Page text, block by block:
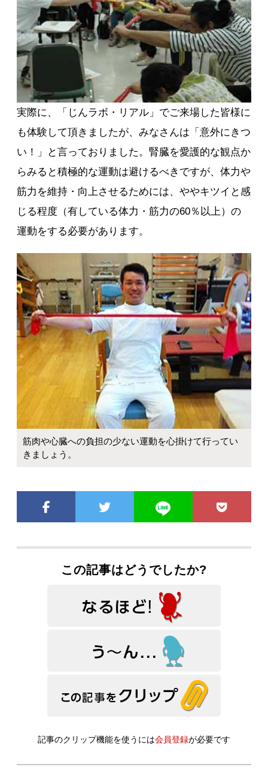
実際に、「じんラボ・リアル」でご来場した皆様に
も体験して頂きましたが、みなさんは「意外にきつ
い！」と言っておりました。腎臓を愛護的な観点か
らみると積極的な運動は避けるべきですが、体力や
筋力を維持・向上させるためには、ややキツイと感
じる程度（有している体力・筋力の60％以上）の
運動をする必要があります。
筋肉や心臓への負担の少ない運動を心掛けて行ってい
きましょう。
この記事はどうでしたか?
記事のクリップ機能を使うには会員登録が必要です